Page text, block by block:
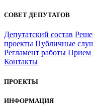
СОВЕТ ДЕПУТАТОВ
Депутатский состав
проекты Публичные
Регламент работы Прием
Контакты
ПРОЕКТЫ
ИНФОРМАЦИЯ